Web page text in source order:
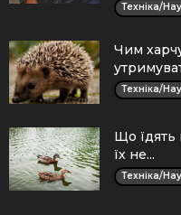
Техніка/
Чим
Техніка/
Що їдять
їх не...
Техніка/